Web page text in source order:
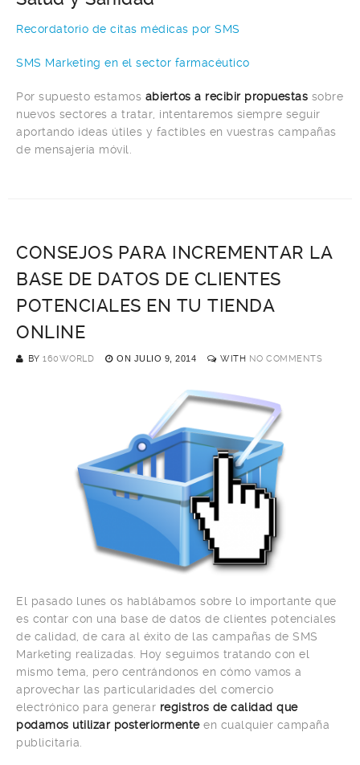
Recordatorio de citas médicas por SMS
SMS Marketing en el sector farmacéutico
Por supuesto estamos abiertos a recibir propuestas sobre
nuevos sectores a tratar, intentaremos siempre seguir
aportando ideas útiles y factibles en vuestras campañas
de mensajería móvil.
CONSEJOS PARA INCREMENTAR LA
BASE DE DATOS DE CLIENTES
POTENCIALES EN TU TIENDA
ONLINE
BY 160WORLD ON JULIO 9, 2014 WITH NO COMMENTS
El pasado lunes os hablábamos sobre lo importante que
es contar con una base de datos de clientes potenciales
de calidad, de cara al éxito de las campañas de SMS
Marketing realizadas. Hoy seguimos tratando con el
mismo tema, pero centrándonos en cómo vamos a
aprovechar las particularidades del comercio
electrónico para generar registros de calidad que
podamos utilizar posteriormente en cualquier campaña
publicitaria.